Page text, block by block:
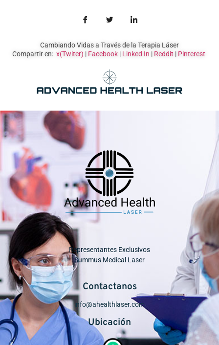
Cambiando Vidas a Través de la Terapia Láser
Compartir en: x(Twiter) | Facebook | Linked In | Reddit | Pinterest
Representantes Exclusivos
Summus Medical Laser
Contactanos
info@ahealthlaser.com
Ubicación